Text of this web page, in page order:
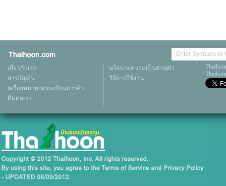
เกี่ยวกับเรา
สารบัญหุ้น
เครื่องหมายจดทะเบียนการค้า
ติดต่อเรา
นโยบายความเป็นส่วนตัว
วิธีการใช้งาน